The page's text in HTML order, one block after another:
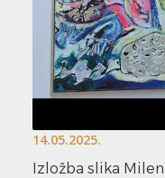
14.05.2025.
Izložba slika